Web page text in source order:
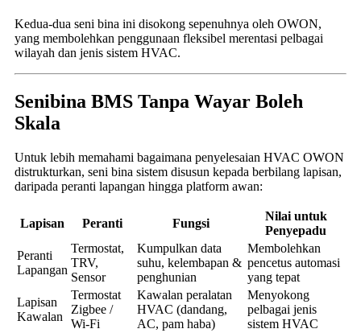
Kedua-dua seni bina ini disokong sepenuhnya oleh OWON,
yang membolehkan penggunaan fleksibel merentasi pelbagai
wilayah dan jenis sistem HVAC.
Senibina BMS Tanpa Wayar Boleh
Skala
Untuk lebih memahami bagaimana penyelesaian HVAC OWON
distrukturkan, seni bina sistem disusun kepada berbilang lapisan,
daripada peranti lapangan hingga platform awan:
Lapisan Peranti Fungsi
Nilai untuk
Penyepadu
Peranti
Lapangan
Termostat,
TRV,
Sensor
Kumpulkan data
suhu, kelembapan &
penghunian
Membolehkan
pencetus automasi
yang tepat
Lapisan
Kawalan
Termostat
Zigbee /
Wi-Fi
Kawalan peralatan
HVAC (dandang,
AC, pam haba)
Menyokong
pelbagai jenis
sistem HVAC